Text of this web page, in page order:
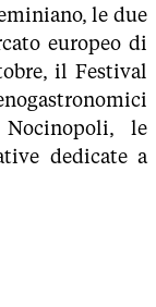
le due
europeo di
il Festival
le
dedicate a